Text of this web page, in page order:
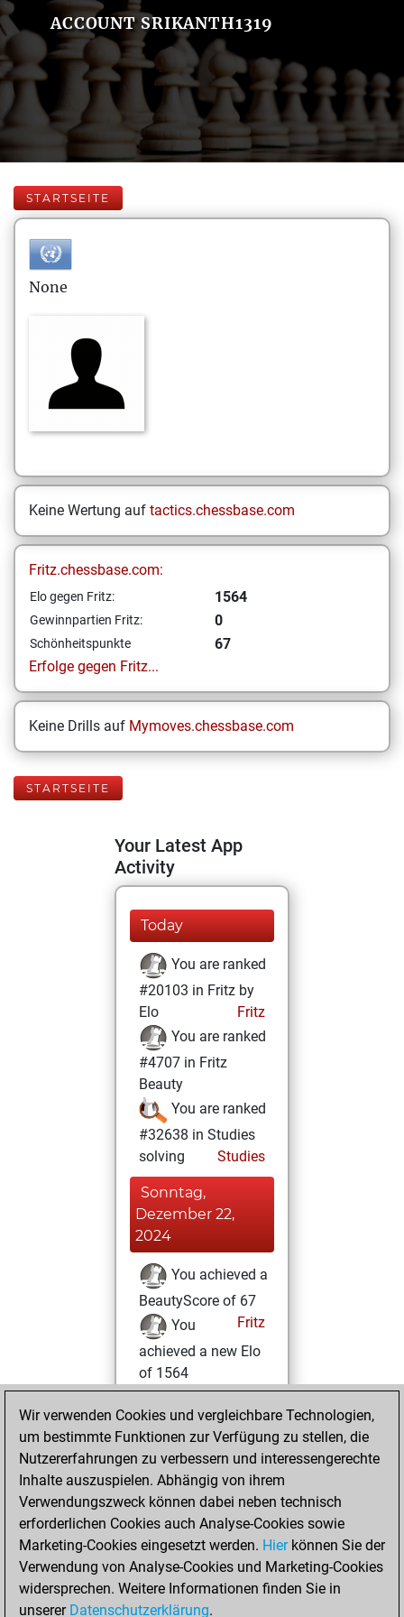
ACCOUNT SRIKANTH1319
STARTSEITE
None
Keine Wertung auf tactics.chessbase.com
Fritz.chessbase.com:
Elo gegen Fritz: 1564
Gewinnpartien Fritz: 0
Schönheitspunkte
67
Erfolge gegen Fritz...
Keine Drills auf Mymoves.chessbase.com
STARTSEITE
Your Latest App
Activity
Today
You are ranked
#20103 in Fritz by
Elo
Fritz
You are ranked
#4707 in Fritz
Beauty
You are ranked
#32638 in Studies
solving
Studies
Sonntag,
Dezember 22,
2024
You achieved a
BeautyScore of 67
Fritz
You
achieved a new Elo
of 1564
Mittwoch,
Dezember 11, 2024
your Fritz account
Fritz
Montag,
November 18,
2024
Wir verwenden Cookies und vergleichbare Technologien,
um bestimmte Funktionen zur Verfügung zu stellen, die
Nutzererfahrungen zu verbessern und interessengerechte
Inhalte auszuspielen. Abhängig von ihrem
Verwendungszweck können dabei neben technisch
erforderlichen Cookies auch Analyse-Cookies sowie
Marketing-Cookies eingesetzt werden. Hierkönnen Sie der
Verwendung von Analyse-Cookies und Marketing-Cookies
widersprechen. Weitere Informationen finden Sie in
unserer Datenschutzerklärung.